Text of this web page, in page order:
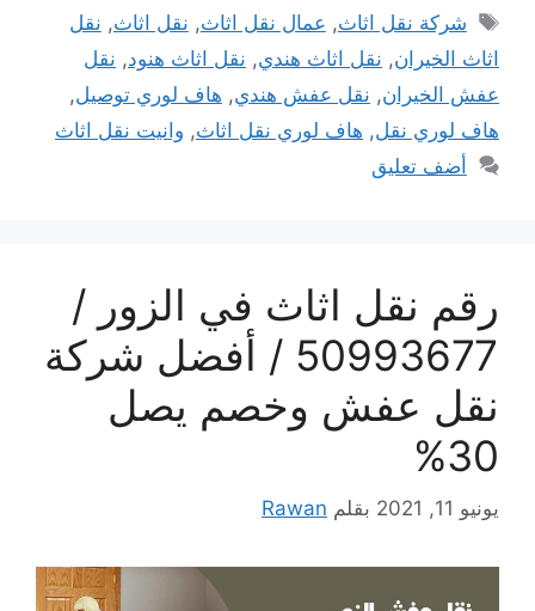
الوسوم
شركة نقل اثاث, عمال نقل اثاث, نقل اثاث, نقل
اثاث الخيران, نقل اثاث هندي, نقل اثاث هنود, نقل
عفش الخيران, نقل عفش هندي, هاف لوري توصيل,
هاف لوري نقل, هاف لوري نقل اثاث, وانيت نقل اثاث
أضف تعليق
رقم نقل اثاث في الزور /
50993677 / أفضل شركة
نقل عفش وخصم يصل
30%
يونيو 11, 2021 بقلم Rawan